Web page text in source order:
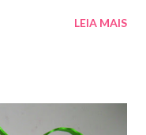
LEIA MAIS